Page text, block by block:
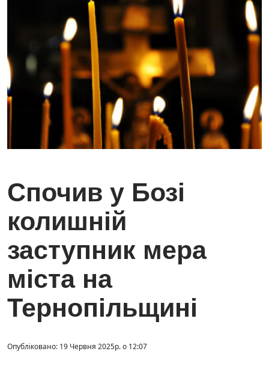
Спочив у Бозі
колишній
заступник мера
міста на
Тернопільщині
Опубліковано: 19 Червня 2025р. о 12:07